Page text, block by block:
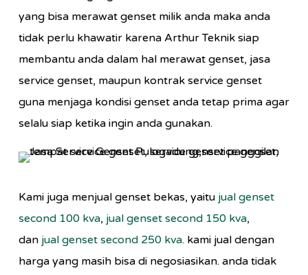
yang bisa merawat genset milik anda maka anda
tidak perlu khawatir karena Arthur Teknik siap
membantu anda dalam hal merawat genset, jasa
service genset, maupun kontrak service genset
guna menjaga kondisi genset anda tetap prima agar
selalu siap ketika ingin anda gunakan.
Kami juga menjual genset bekas, yaitu jual genset
second 100 kva, jual genset second 150 kva,
dan jual genset second 250 kva. kami jual dengan
harga yang masih bisa di negosiasikan. anda tidak